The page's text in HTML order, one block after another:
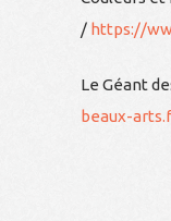
/ https://
Le Géant
beaux-